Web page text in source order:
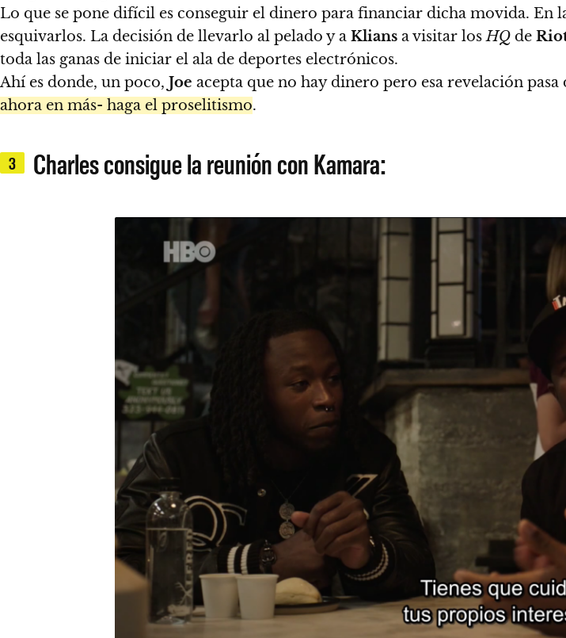
Lo que se pone difícil es conseguir el dinero para financiar dicha movida. En
esquivarlos. La decisión de llevarlo al pelado y a Klians a visitar losHQ de
toda las ganas de iniciar el ala de deportes electrónicos.
Ahí es donde, un poco, Joe acepta que no hay dinero pero esa revelación pasa
ahora en más- haga el proselitismo.
3 Charles consigue la reunión con Kamara: